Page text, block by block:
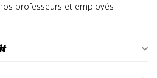
professeurs et employés